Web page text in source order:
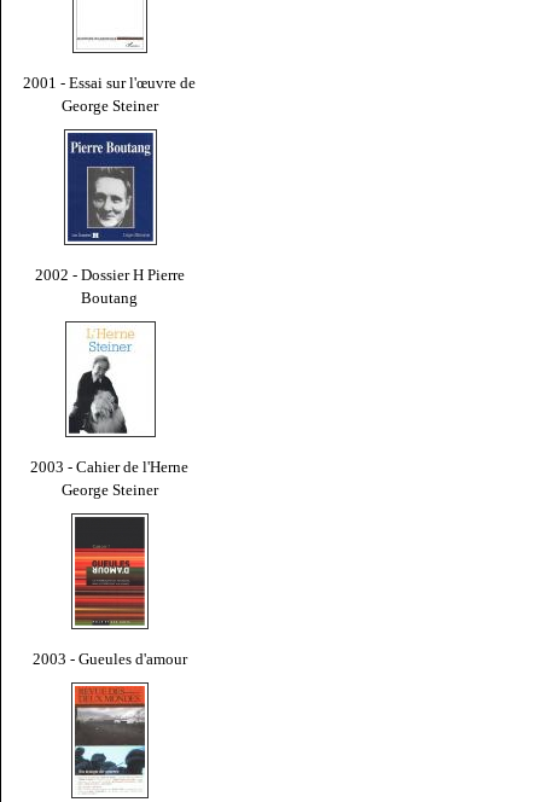
2001 - Essai sur l'œuvre de
George Steiner
2002 - Dossier H Pierre
Boutang
2003 - Cahier de l'Herne
George Steiner
2003 - Gueules d'amour